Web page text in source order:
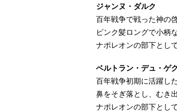
ジャンヌ・ダルク
百年戦争で戦った神の
ピンク髪ロングで小柄
ナポレオンの部下とし
ベルトラン・デュ・ゲ
百年戦争初期に活躍し
鼻をそぎ落とし、むき
ナポレオンの部下とし